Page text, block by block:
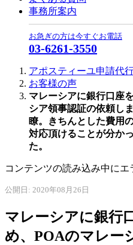
事務所案内
お急ぎの方は今すぐお電話
03-6261-3550
アポスティーユ申請代
お客様の声
マレーシアに銀行口座
シア領事認証の依頼し
瞭。きちんとした費用
対応頂けることが分か
た。
コンテンツの読み込み中にエ
公開日: 2020年08月26日
マレーシアに銀行
め、POAのマレー